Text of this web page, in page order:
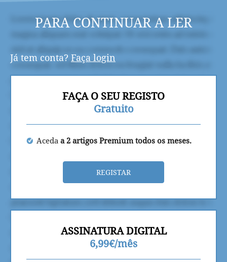
PARA CONTINUAR A LER
Já tem conta? Faça login
FAÇA O SEU REGISTO
Gratuito
Aceda a 2 artigos Premium todos os meses.
REGISTAR
ASSINATURA DIGITAL
6,99€/mês